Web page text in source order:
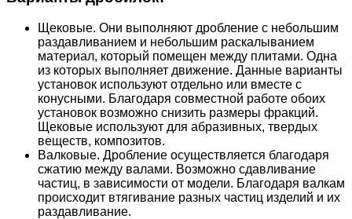
Щековые. Они выполняют дробление с небольшим
раздавливанием и небольшим раскалыванием
материал, который помещен между плитами. Одна
из которых выполняет движение. Данные варианты
установок используют отдельно или вместе с
конусными. Благодаря совместной работе обоих
установок возможно снизить размеры фракций.
Щековые используют для абразивных, твердых
веществ, композитов.
Валковые. Дробление осуществляется благодаря
сжатию между валами. Возможно сдавливание
частиц, в зависимости от модели. Благодаря валкам
происходит втягивание разных частиц изделий и их
раздавливание.